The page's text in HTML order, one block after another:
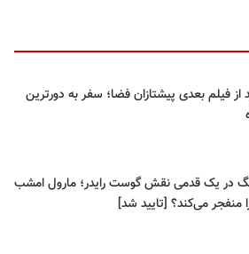
از فیلم بعدی پیشتازان فضا؛ سفر به دورترین
در یک قدمی نقش گوست رایدر؛ مارول امشب
منفجر می‌کند؟ [تایید شد]